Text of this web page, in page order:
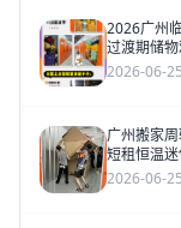
2026广州
过渡期储
2026-06-
广州搬家
短租恒温
2026-06-